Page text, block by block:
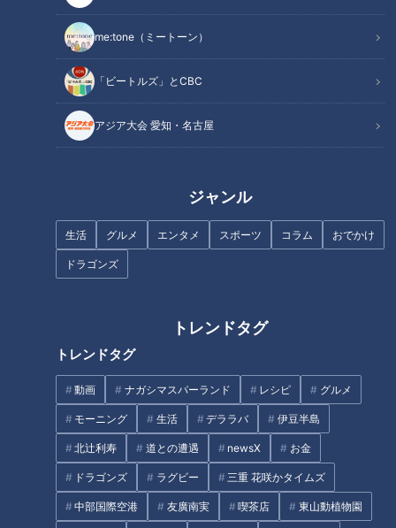
me:tone（ミートーン）
「ビートルズ」とCBC
アジア大会 愛知・名古屋
ジャンル
生活 グルメ エンタメ スポーツ コラム おでかけ
ドラゴンズ
トレンドタグ
トレンドタグ
動画 ナガシマスパーランド レシピ グルメ
モーニング 生活 デララバ 伊豆半島
北辻利寿 道との遭遇 newsX お金
ドラゴンズ ラグビー 三重 花咲かタイムズ
中部国際空港 友廣南実 喫茶店 東山動植物園
里井真由美さんが今回のマスター。年間2，000種類以上のス
イーツを食べ歩く里井さんに、今食べるべき『絶品ひんやり夏
スイーツ』を伝授していただきます。
教えてもらうのは、里井さんとはいつも息ぴったり（？）の大
久保佳代子さんと本田兄妹の本田ひでゆきさんです。
＜スイーツマスターの教え＞シャワーのように降り注ぐ 和
栗スイーツを食べるべし！
＜スイーツマスターの教え＞夏限定！シンプル イズ ベスト
な“まるごと桃パフェ”を食べるべし！
＜スイーツマスターの教え＞シャワーのように降
り注ぐ 和栗スイーツを食べるべし！